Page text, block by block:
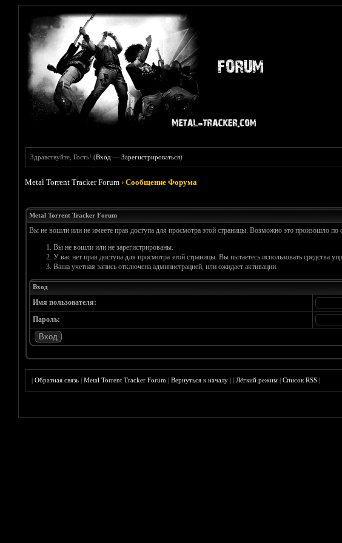
Здравствуйте, Гость! (Вход —Зарегистрироваться)
Metal Torrent Tracker Forum ›Сообщение Форума
Metal Torrent Tracker Forum
Вы не вошли или не имеете прав доступа для просмотра этой страницы. Возможно это произошло
Вы не вошли или не зарегистрированы.
У вас нет прав доступа для просмотра этой страницы. Вы пытаетесь использовать
Ваша учетная запись отключена администрацией, или ожидает активации.
Вход
Имя пользователя:
Пароль:
|Обратная связь |Metal Torrent Tracker Forum |Вернуться к началу ||Лёгкий режим |Список RSS |